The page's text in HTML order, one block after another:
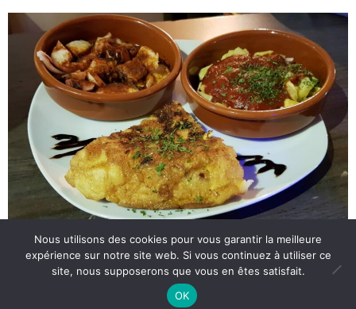
© 2026Restaurant Que Bueno. All Rights Reserved.
Nous utilisons des cookies pour vous garantir la meilleure
expérience sur notre site web. Si vous continuez à utiliser ce
site, nous supposerons que vous en êtes satisfait.
OK